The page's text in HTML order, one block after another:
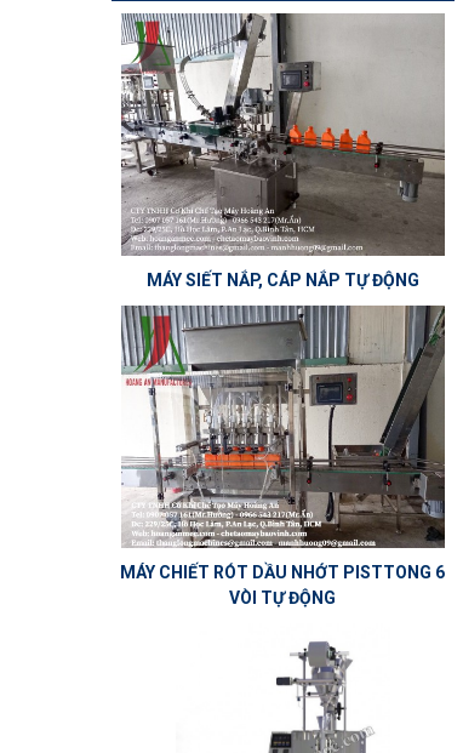
MÁY SIẾT NẮP, CÁP NẮP TỰ ĐỘNG
MÁY CHIẾT RÓT DẦU NHỚT PISTTONG 6
VÒI TỰ ĐỘNG